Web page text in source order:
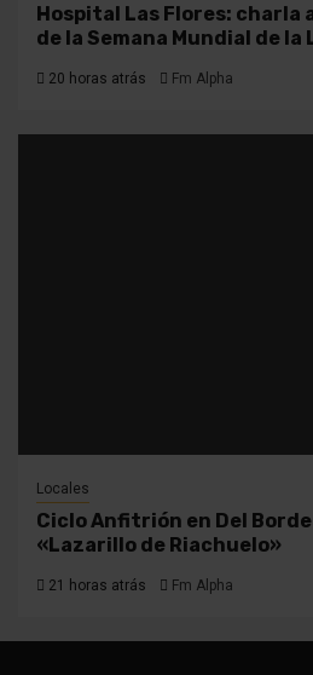
Hospital Las Flores: charla
de la Semana Mundial de
20 horas atrás Fm Alpha
Locales
Ciclo Anfitrión en Del
«Lazarillo de Riachuelo»
21 horas atrás Fm Alpha